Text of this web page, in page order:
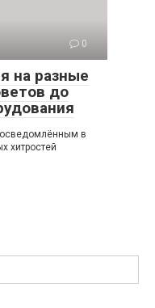
0
на разные
до
в
хитростей